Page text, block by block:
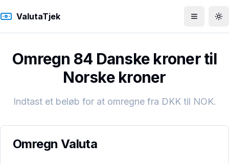
ValutaTjek Åbn menu
Omregn 84 Danske kroner til
Norske kroner
Indtast et beløb for at omregne fra DKKtil NOK.
Omregn Valuta